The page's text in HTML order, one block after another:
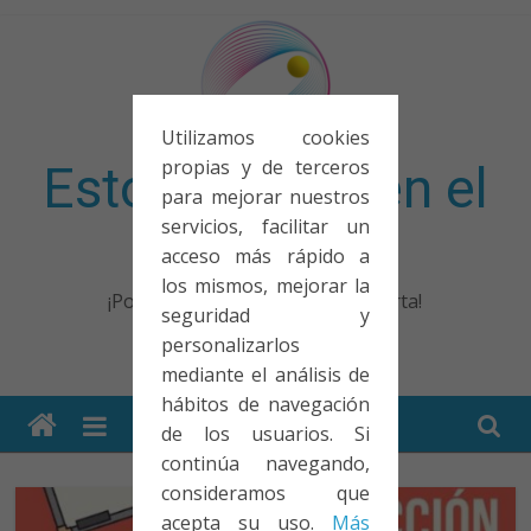
Utilizamos cookies
propias y de terceros
para mejorar nuestros
servicios, facilitar un
acceso más rápido a
los mismos, mejorar la
seguridad y
personalizarlos
mediante el análisis de
hábitos de navegación
de los usuarios. Si
continúa navegando,
consideramos que
acepta su uso. Más
Esto no entra en el
examen
¡Porque no solo el examen importa!